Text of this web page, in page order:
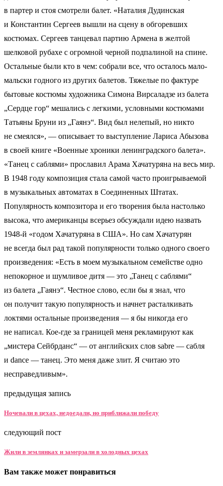
в партер и стоя смотрели балет. «Наталия Дудинская
и Константин Сергеев вышли на сцену в обгоревших
костюмах. Сергеев танцевал партию Армена в желтой
шелковой рубахе с огромной черной подпалиной на спине.
Остальные были кто в чем: собрали все, что осталось мало-
мальски годного из других балетов. Тяжелые по фактуре
бытовые костюмы художника Симона Вирсаладзе из балета
„Сердце гор“ мешались с легкими, условными костюмами
Татьяны Бруни из „Гаянэ“. Вид был нелепый, но никто
не смеялся», — описывает то выступление Лариса Абызова
в своей книге «Военные хроники ленинградского балета».
«Танец с саблями» прославил Арама Хачатуряна на весь мир.
В 1948 году композиция стала самой часто проигрываемой
в музыкальных автоматах в Соединенных Штатах.
Популярность композитора и его творения была настолько
высока, что американцы всерьез обсуждали идею назвать
1948-й «годом Хачатуряна в США». Но сам Хачатурян
не всегда был рад такой популярности только одного своего
произведения: «Есть в моем музыкальном семействе одно
непокорное и шумливое дитя — это „Танец с саблями“
из балета „Гаянэ“. Честное слово, если бы я знал, что
он получит такую популярность и начнет расталкивать
локтями остальные произведения — я бы никогда его
не написал. Кое-где за границей меня рекламируют как
„мистера Сейбрданс“ — от английских слов sabre — сабля
и danсe — танец. Это меня даже злит. Я считаю это
несправедливым».
предыдущая запись
Ночевали в цехах, недоедали, но приближали победу
следующий пост
Жили в землянках и замерзали в холодных цехах
Вам также может понравиться